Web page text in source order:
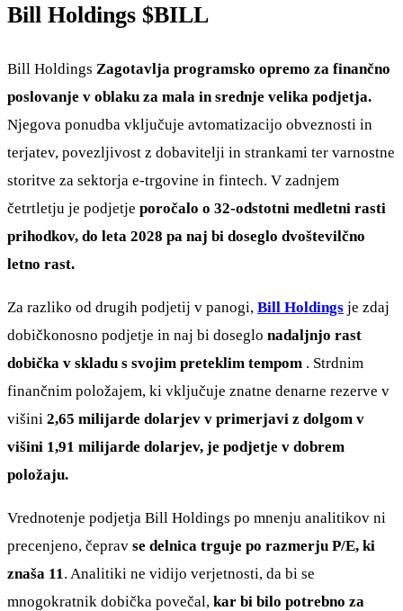
Bill Holdings $BILL
Bill Holdings Zagotavlja programsko opremo za finančno
poslovanje v oblaku za mala in srednje velika podjetja.
Njegova ponudba vključuje avtomatizacijo obveznosti in
terjatev, povezljivost z dobavitelji in strankami ter varnostne
storitve za sektorja e-trgovine in fintech. V zadnjem
četrtletju je podjetje poročalo o 32-odstotni medletni rasti
prihodkov, do leta 2028 pa naj bi doseglo dvoštevilčno
letno rast.
Za razliko od drugih podjetij v panogi, Bill Holdings je zdaj
dobičkonosno podjetje in naj bi doseglo nadaljnjo rast
dobička v skladu s svojim preteklim tempom . Strdnim
finančnim položajem, ki vključuje znatne denarne rezerve v
višini 2,65 milijarde dolarjev v primerjavi z dolgom v
višini 1,91 milijarde dolarjev, je podjetje v dobrem
položaju.
Vrednotenje podjetja Bill Holdings po mnenju analitikov ni
precenjeno, čeprav se delnica trguje po razmerju P/E, ki
znaša 11. Analitiki ne vidijo verjetnosti, da bi se
mnogokratnik dobička povečal, kar bi bilo potrebno za